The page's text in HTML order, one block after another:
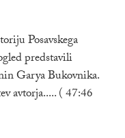
Posavskega
predstavili
Garya Bukovnika.
avtorja..... ( 47:46